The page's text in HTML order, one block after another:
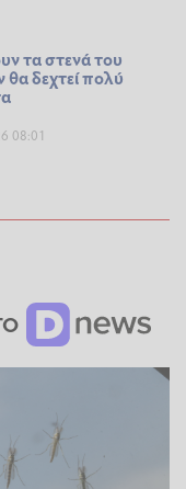
τα στενά του
δεχτεί πολύ
08:01